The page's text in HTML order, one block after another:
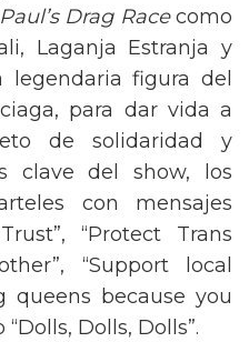
Drag Racecomo
Laganja Estranja y
legendaria figura del
para dar vida a
de solidaridad y
clave del show, los
con mensajes
“Protect Trans
“Support local
queens because you
Dolls, Dolls”.